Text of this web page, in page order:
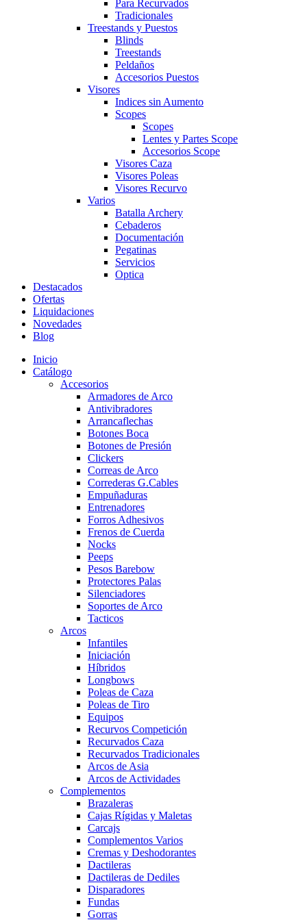
Para Recurvados
Tradicionales
Treestands y Puestos
Blinds
Treestands
Peldaños
Accesorios Puestos
Visores
Indices sin Aumento
Scopes
Scopes
Lentes y Partes Scope
Accesorios Scope
Visores Caza
Visores Poleas
Visores Recurvo
Varios
Batalla Archery
Cebaderos
Documentación
Pegatinas
Servicios
Optica
Destacados
Ofertas
Liquidaciones
Novedades
Blog
Inicio
Catálogo
Accesorios
Armadores de Arco
Antivibradores
Arrancaflechas
Botones Boca
Botones de Presión
Clickers
Correas de Arco
Correderas G.Cables
Empuñaduras
Entrenadores
Forros Adhesivos
Frenos de Cuerda
Nocks
Peeps
Pesos Barebow
Protectores Palas
Silenciadores
Soportes de Arco
Tacticos
Arcos
Infantiles
Iniciación
Híbridos
Longbows
Poleas de Caza
Poleas de Tiro
Equipos
Recurvos Competición
Recurvados Caza
Recurvados Tradicionales
Arcos de Asia
Arcos de Actividades
Complementos
Brazaleras
Cajas Rígidas y Maletas
Carcajs
Complementos Varios
Cremas y Deshodorantes
Dactileras
Dactileras de Dediles
Disparadores
Fundas
Gorras